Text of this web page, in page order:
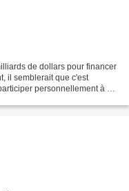
de dollars pour financer
il semblerait que c'est
personnellement à ce